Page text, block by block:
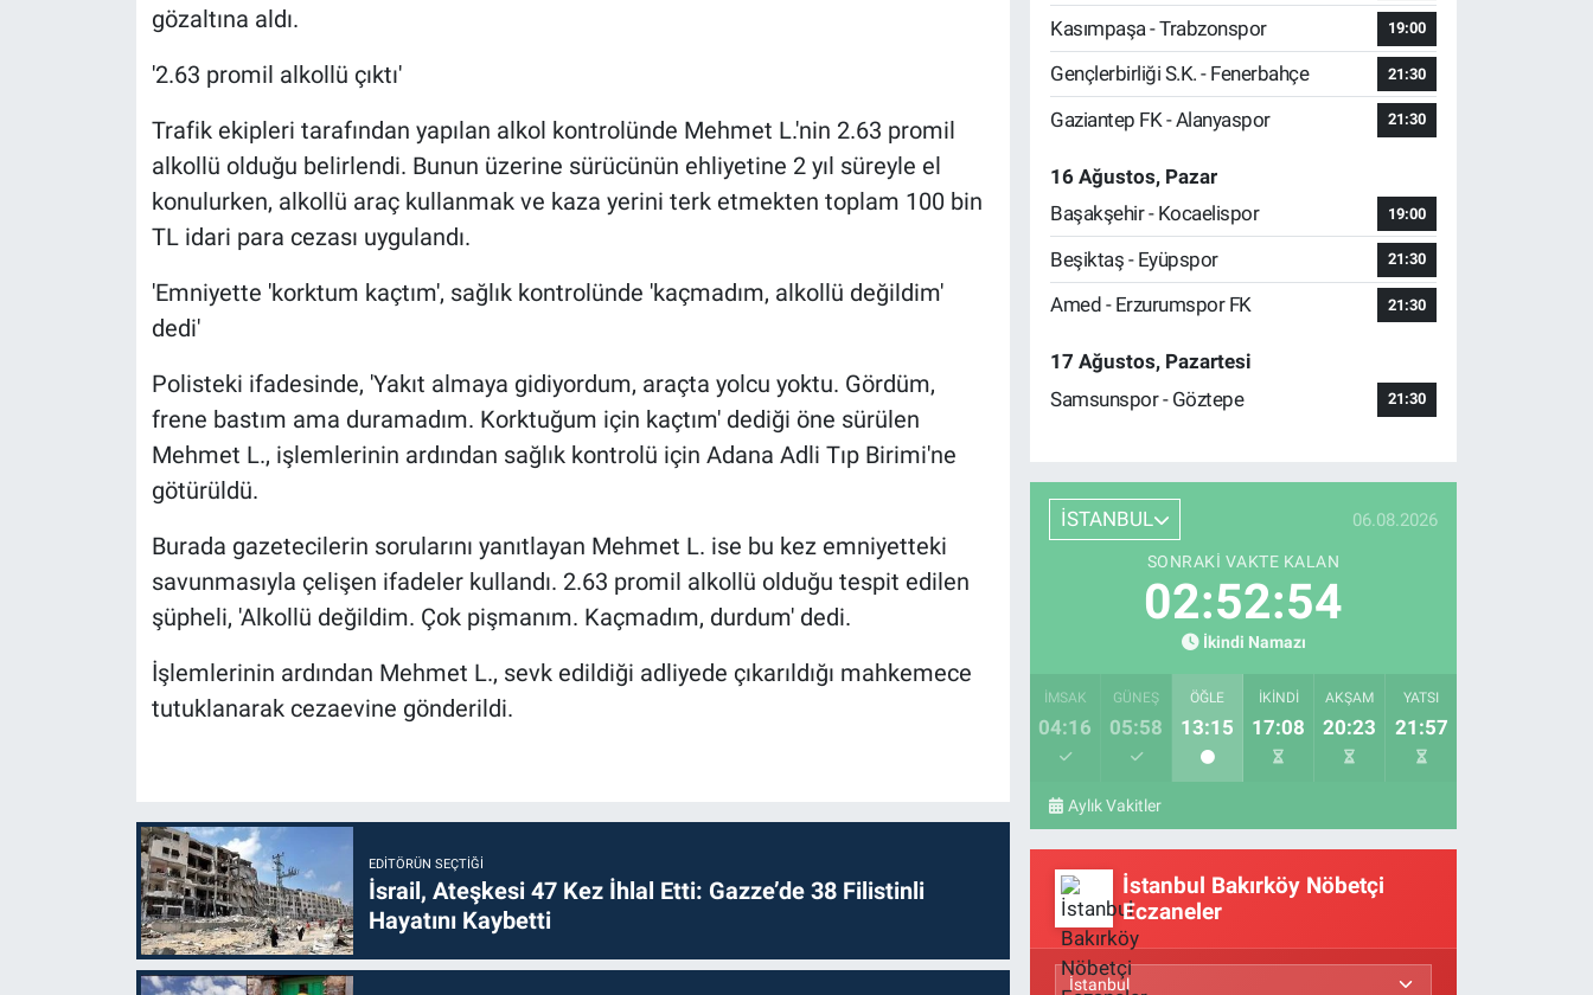
gözaltına aldı.
'2.63 promil alkollü çıktı'
Trafik ekipleri tarafından yapılan alkol kontrolünde Mehmet L.'nin 2.63 promil
alkollü olduğu belirlendi. Bunun üzerine sürücünün ehliyetine 2 yıl süreyle el
konulurken, alkollü araç kullanmak ve kaza yerini terk etmekten toplam 100 bin
TL idari para cezası uygulandı.
'Emniyette 'korktum kaçtım', sağlık kontrolünde 'kaçmadım, alkollü değildim'
dedi'
Polisteki ifadesinde, 'Yakıt almaya gidiyordum, araçta yolcu yoktu. Gördüm,
frene bastım ama duramadım. Korktuğum için kaçtım' dediği öne sürülen
Mehmet L., işlemlerinin ardından sağlık kontrolü için Adana Adli Tıp Birimi'ne
götürüldü.
Burada gazetecilerin sorularını yanıtlayan Mehmet L. ise bu kez emniyetteki
savunmasıyla çelişen ifadeler kullandı. 2.63 promil alkollü olduğu tespit edilen
şüpheli, 'Alkollü değildim. Çok pişmanım. Kaçmadım, durdum' dedi.
İşlemlerinin ardından Mehmet L., sevk edildiği adliyede çıkarıldığı mahkemece
tutuklanarak cezaevine gönderildi.
EDITÖRÜN SEÇTIĞI
İsrail, Ateşkesi 47 Kez İhlal Etti: Gazze’de 38 Filistinli
Hayatını Kaybetti
Kasımpaşa - Trabzonspor 19:00
Gençlerbirliği S.K. - Fenerbahçe 21:30
Gaziantep FK - Alanyaspor 21:30
16 Ağustos, Pazar
Başakşehir - Kocaelispor
19:00
Beşiktaş - Eyüpspor 21:30
Amed - Erzurumspor FK 21:30
17 Ağustos, Pazartesi
Samsunspor - Göztepe
21:30
İSTANBUL 06.08.2026
SONRAKI VAKTE KALAN
02:52:53
İkindi Namazı
İMSAK
04:16
GÜNEŞ
05:58
ÖĞLE
13:15
İKINDI
17:08
AKŞAM
20:23
YATSI
21:57
Aylık Vakitler
İstanbul Bakırköy Nöbetçi
Eczaneler